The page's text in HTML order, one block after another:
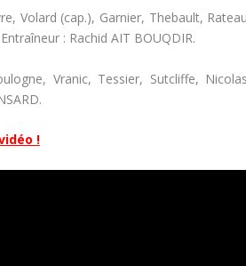
Volard (cap.), Garnier, Thebault,
: Rachid AIT BOUQDIR.
Vranic, Tessier, Sutcliffe,
!